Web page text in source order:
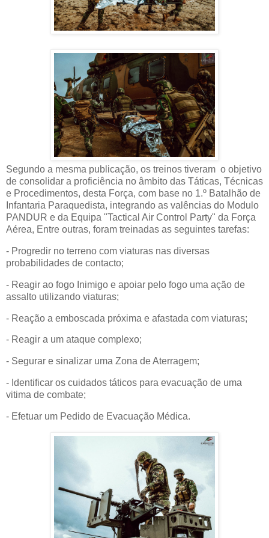
Segundo a mesma publicação, os treinos tiveram o objetivo
de consolidar a proficiência no âmbito das Táticas, Técnicas
e Procedimentos, desta Força, com base no 1.º Batalhão de
Infantaria Paraquedista, integrando as valências do Modulo
PANDUR e da Equipa "Tactical Air Control Party" da Força
Aérea, Entre outras, foram treinadas as seguintes tarefas:
- Progredir no terreno com viaturas nas diversas
probabilidades de contacto;
- Reagir ao fogo Inimigo e apoiar pelo fogo uma ação de
assalto utilizando viaturas;
- Reação a emboscada próxima e afastada com viaturas;
- Reagir a um ataque complexo;
- Segurar e sinalizar uma Zona de Aterragem;
- Identificar os cuidados táticos para evacuação de uma
vitima de combate;
- Efetuar um Pedido de Evacuação Médica.